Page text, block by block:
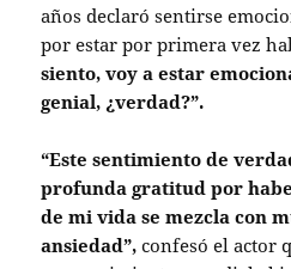
años declaró sentirse
por estar por primera vez
siento, voy a estar
genial, ¿verdad?”.
“Este sentimiento de
profunda gratitud por
de mi vida se mezcla con
ansiedad”, confesó el actor